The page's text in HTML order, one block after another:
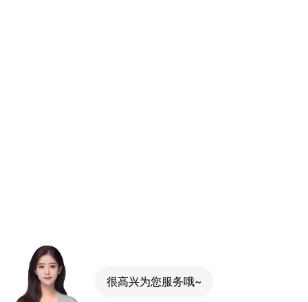
很高兴为您服务哦~